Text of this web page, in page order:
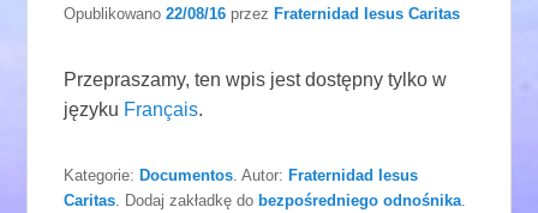
Opublikowano22/08/16 przezFraternidad Iesus Caritas
Przepraszamy, ten wpis jest dostępny tylko w
języku Français.
Kategorie:Documentos . Autor:Fraternidad Iesus
Caritas . Dodaj zakładkę do bezpośredniego odnośnika